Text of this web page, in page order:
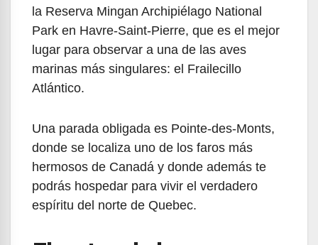
la Reserva Mingan Archipiélago National
Park en Havre-Saint-Pierre, que es el mejor
lugar para observar a una de las aves
marinas más singulares: el Frailecillo
Atlántico.
Una parada obligada es Pointe-des-Monts,
donde se localiza uno de los faros más
hermosos de Canadá y donde además te
podrás hospedar para vivir el verdadero
espíritu del norte de Quebec.